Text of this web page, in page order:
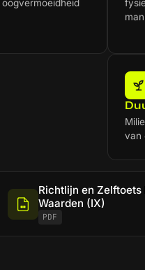
van
Richtlijn en Zelftoets
Waarden (IX)
PDF